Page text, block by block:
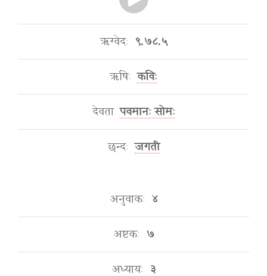
ऋग्वेदः ९.७८.५
ऋषिः कविः
देवता पवमानः सोमः
छन्दः जगती
अनुवाकः ४
अष्टकः ७
अध्यायः ३